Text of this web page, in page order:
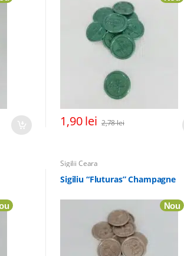
1,90lei 2,78lei
Sigilii Ceara
Sigiliu “Fluturas” Champagne
Nou